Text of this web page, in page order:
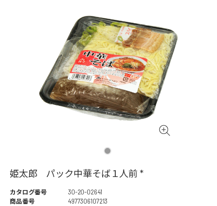
姫太郎 パック中華そば１人前 *
カタログ番号
30-20-02641
商品番号
4977306107213